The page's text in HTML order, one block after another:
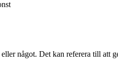
något. Det kan referera till att